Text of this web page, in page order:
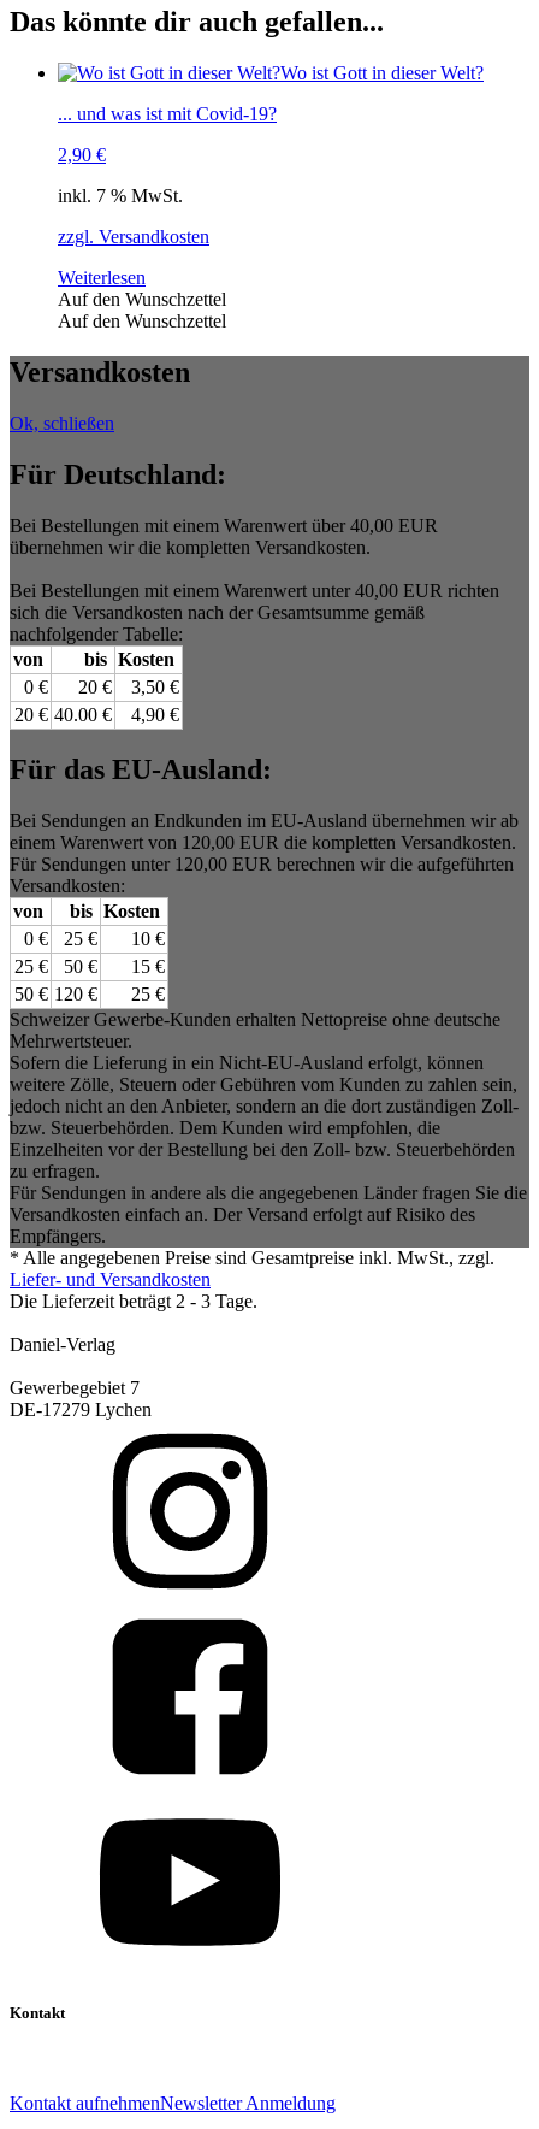
Das könnte dir auch gefallen...
Wo ist Gott in dieser Welt?
... und was ist mit Covid-19?
2,90 €
inkl. 7 % MwSt.
zzgl. Versandkosten
Weiterlesen
Auf den Wunschzettel
Auf den Wunschzettel
Versandkosten
Ok, schließen
Für Deutschland:
Bei Bestellungen mit einem Warenwert über 40,00 EUR
übernehmen wir die kompletten Versandkosten.
Bei Bestellungen mit einem Warenwert unter 40,00 EUR richten
sich die Versandkosten nach der Gesamtsumme gemäß
nachfolgender Tabelle:
von
bis Kosten
0 €
20 €
3,50 €
20 € 40.00 € 4,90 €
Für das EU-Ausland:
Bei Sendungen an Endkunden im EU-Ausland übernehmen wir ab
einem Warenwert von 120,00 EUR die kompletten Versandkosten.
Für Sendungen unter 120,00 EUR berechnen wir die aufgeführten
Versandkosten:
von
bis Kosten
0 €
25 €
10 €
25 €
50 €
15 €
50 € 120 €
25 €
Schweizer Gewerbe-Kunden erhalten Nettopreise ohne deutsche
Mehrwertsteuer.
Sofern die Lieferung in ein Nicht-EU-Ausland erfolgt, können
weitere Zölle, Steuern oder Gebühren vom Kunden zu zahlen sein,
jedoch nicht an den Anbieter, sondern an die dort zuständigen Zoll-
bzw. Steuerbehörden. Dem Kunden wird empfohlen, die
Einzelheiten vor der Bestellung bei den Zoll- bzw. Steuerbehörden
zu erfragen.
Für Sendungen in andere als die angegebenen Länder fragen Sie die
Versandkosten einfach an. Der Versand erfolgt auf Risiko des
Empfängers.
* Alle angegebenen Preise sind Gesamtpreise inkl. MwSt., zzgl.
Liefer- und Versandkosten
Die Lieferzeit beträgt 2 - 3 Tage.
Daniel-Verlag
Gewerbegebiet 7
DE-17279 Lychen
Kontakt
Kontakt aufnehmenNewsletter Anmeldung